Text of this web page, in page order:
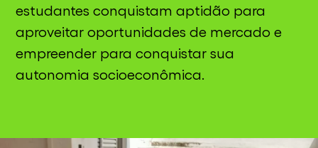
estudantes conquistam aptidão para
aproveitar oportunidades de mercado e
empreender para conquistar sua
autonomia socioeconômica.